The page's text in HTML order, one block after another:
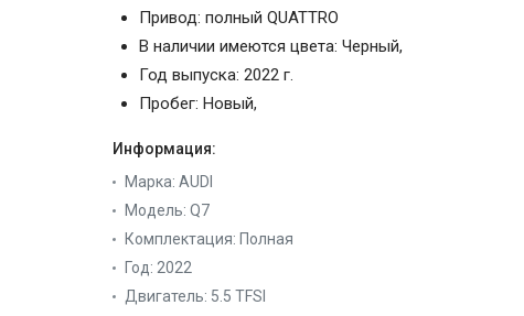
Привод: полный QUATTRO
В наличии имеются цвета: Черный,
Год выпуска: 2022 г.
Пробег: Новый,
Информация:
Марка: AUDI
Модель: Q7
Комплектация: Полная
Год: 2022
Двигатель: 5.5 TFSI